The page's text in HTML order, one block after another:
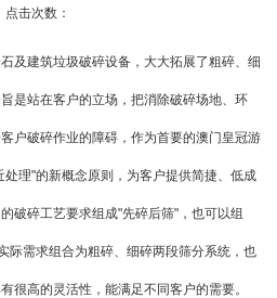
击次数：
及建筑垃圾破碎设备 ，大大拓展了粗碎、细
是站在客户的立场，把消除破碎场地、环
户破碎作业的障碍，作为首要的澳门皇冠游
理"的新概念原则，为客户提供简捷、低成
破碎工艺要求组成"先碎后筛"，也可以组
际需求组合为粗碎、细碎两段筛分系统，也
很高的灵活性，能满足不同客户的需要。